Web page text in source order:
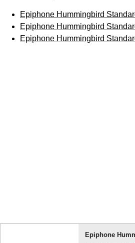
Epiphone Hummingbird
Epiphone Hummingbird
Epiphone Hummingbird
Epiphone